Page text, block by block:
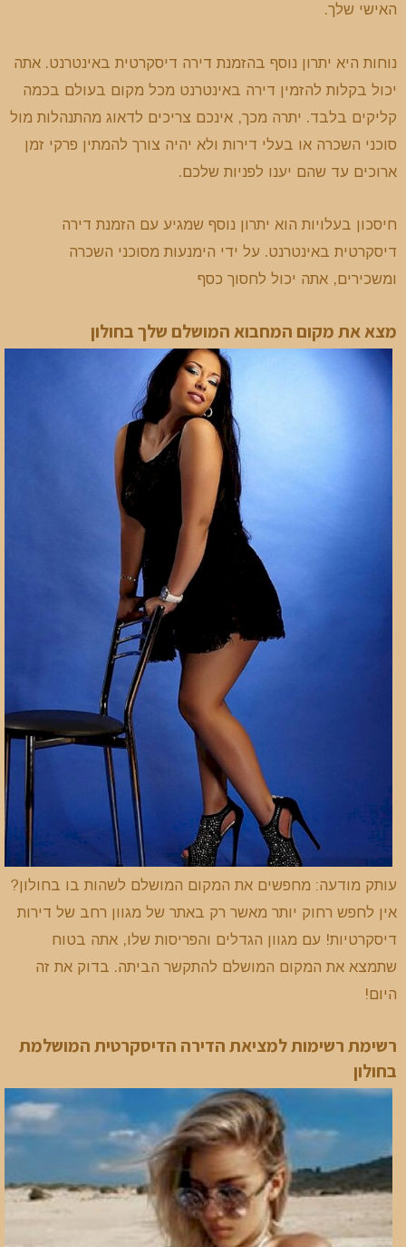
האישי שלך.
נוחות היא יתרון נוסף בהזמנת דירה דיסקרטית באינטרנט. אתה
יכול בקלות להזמין דירה באינטרנט מכל מקום בעולם בכמה
קליקים בלבד. יתרה מכך, אינכם צריכים לדאוג מהתנהלות מול
סוכני השכרה או בעלי דירות ולא יהיה צורך להמתין פרקי זמן
ארוכים עד שהם יענו לפניות שלכם.
חיסכון בעלויות הוא יתרון נוסף שמגיע עם הזמנת דירה
דיסקרטית באינטרנט. על ידי הימנעות מסוכני השכרה
ומשכירים, אתה יכול לחסוך כסף
מצא את מקום המחבוא המושלם שלך בחולון
עותק מודעה: מחפשים את המקום המושלם לשהות בו בחולון?
אין לחפש רחוק יותר מאשר רק באתר של מגוון רחב של דירות
דיסקרטיות! עם מגוון הגדלים והפריסות שלו, אתה בטוח
שתמצא את המקום המושלם להתקשר הביתה. בדוק את זה
היום!
רשימת רשימות למציאת הדירה הדיסקרטית המושלמת
בחולון